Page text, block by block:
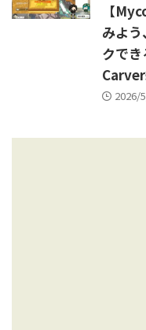
【
みよ
クで
2026/